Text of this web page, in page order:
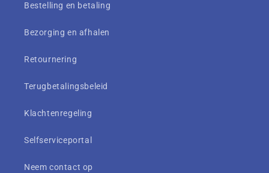
Bestelling en betaling
Bezorging en afhalen
Retournering
Terugbetalingsbeleid
Klachtenregeling
Selfserviceportal
Neem contact op